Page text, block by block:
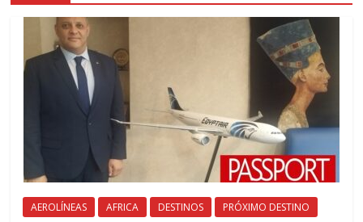
AEROLÍNEAS AFRICA DESTINOS PRÓXIMO DESTINO